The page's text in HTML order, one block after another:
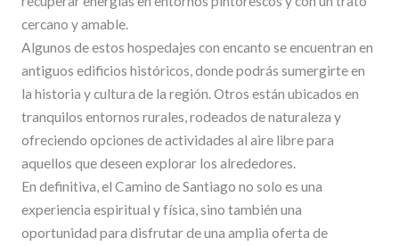
cercano y amable.
Algunos de estos hospedajes con encanto se encuentran en
antiguos edificios históricos, donde podrás sumergirte en
la historia y cultura de la región. Otros están ubicados en
tranquilos entornos rurales, rodeados de naturaleza y
ofreciendo opciones de actividades al aire libre para
aquellos que deseen explorar los alrededores.
En definitiva, el Camino de Santiago no solo es una
experiencia espiritual y física, sino también una
oportunidad para disfrutar de una amplia oferta de